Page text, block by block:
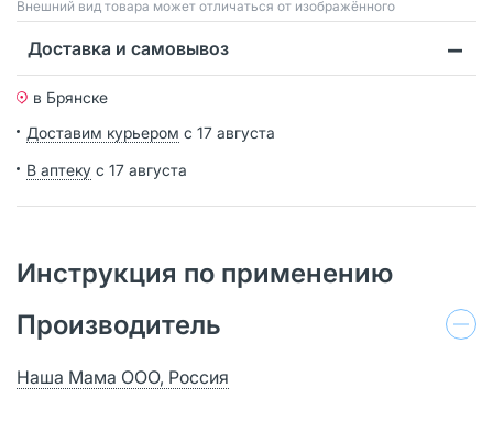
Bнешний вид товара может отличаться от изображённого
Доставка и самовывоз
в Брянске
Доставим курьером с 17 августа
В аптеку с 17 августа
Инструкция по применению
Производитель
Наша Мама ООО, Россия